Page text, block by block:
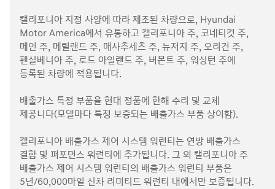
캘리포니아 지정 사양에 따라 제조된 차량으로, Hyundai
Motor America에서 유통하고 캘리포니아 주, 코네티컷 주,
메인 주, 메릴랜드 주, 매사추세츠 주, 뉴저지 주, 오리건 주,
펜실베니아 주, 로드 아일랜드 주, 버몬트 주, 워싱턴 주에
등록된 차량에 적용됩니다.
배출가스 특정 부품을 현대 정품에 한해 수리 및 교체
제공니다(모델마다 특정 보증되는 배출가스 부품 상이함).
캘리포니아 배출가스 제어 시스템 워런티는 연방 배출가스
결함 및 퍼포먼스 워런티에 추가됩니다. 그 외 캘리포니아 주
배출가스 제어 시스템 워런티의 배출가스 워런티 부품은
5년/60,000마일 신차 리미티드 워런티 내에서만 보증됩니다.